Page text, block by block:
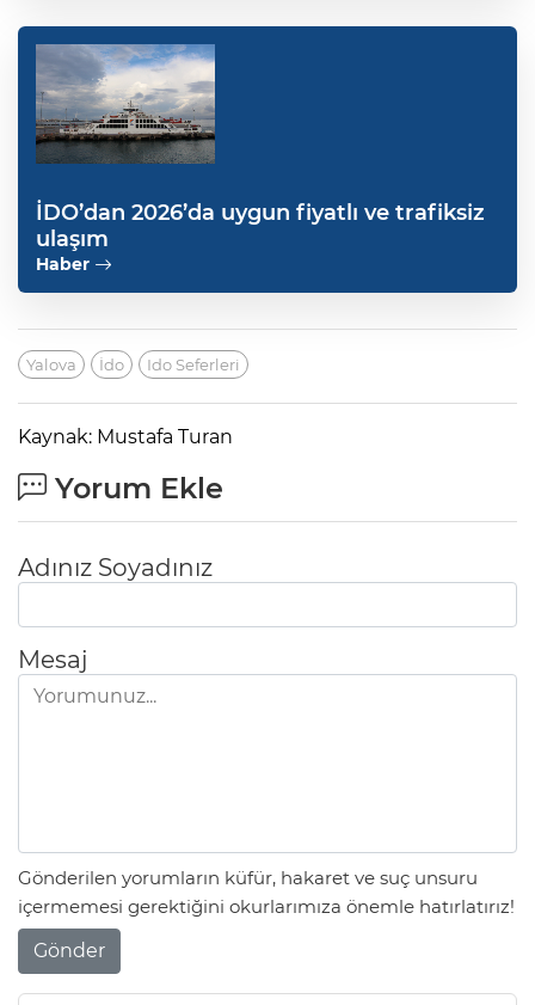
İDO’dan 2026’da uygun fiyatlı ve trafiksiz
ulaşım
Haber
Yalova İdo Ido Seferleri
Kaynak: Mustafa Turan
Yorum Ekle
Adınız Soyadınız
Mesaj
Gönderilen yorumların küfür, hakaret ve suç unsuru
içermemesi gerektiğini okurlarımıza önemle hatırlatırız!
Gönder